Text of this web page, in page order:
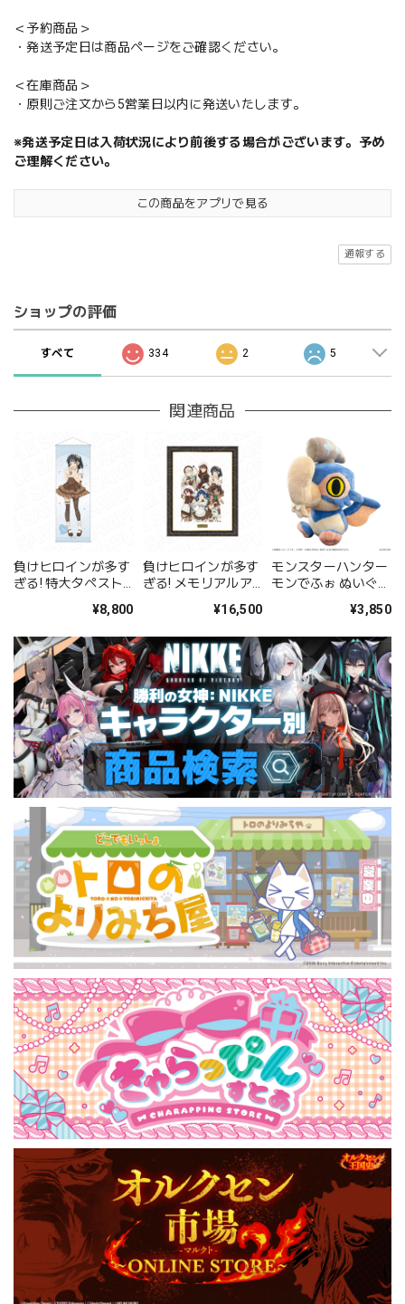
＜予約商品＞
・発送予定日は商品ページをご確認ください。
＜在庫商品＞
・原則ご注文から5営業日以内に発送いたします。
※発送予定日は入荷状況により前後する場合がございます。予め
ご理解ください。
この商品をアプリで見る
通報する
ショップの評価
すべて 334 2 5
関連商品
負けヒロインが多す
ぎる! 特大タペスト
レンタイン ver.¥8,800
負けヒロインが多す
ぎる! メモリアルア
¥16,500
モンスターハンター
モンでふぉ ぬいぐる
¥3,850